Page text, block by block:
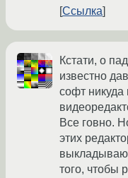
Ссылка
Кстати, о
известно
софт
Все говно.
этих
того, чтобы